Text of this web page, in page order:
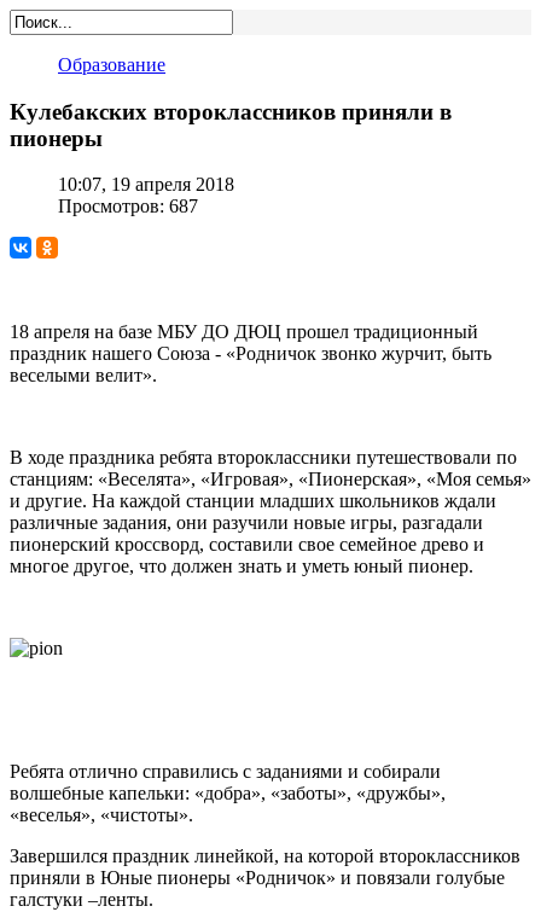
Образование
Кулебакских второклассников приняли в
пионеры
10:07, 19 апреля 2018
Просмотров: 687
18 апреля на базе МБУ ДО ДЮЦ прошел традиционный
праздник нашего Союза - «Родничок звонко журчит, быть
веселыми велит».
В ходе праздника ребята второклассники путешествовали по
станциям: «Веселята», «Игровая», «Пионерская», «Моя семья»
и другие. На каждой станции младших школьников ждали
различные задания, они разучили новые игры, разгадали
пионерский кроссворд, составили свое семейное древо и
многое другое, что должен знать и уметь юный пионер.
Ребята отлично справились с заданиями и собирали
волшебные капельки: «добра», «заботы», «дружбы»,
«веселья», «чистоты».
Завершился праздник линейкой, на которой второклассников
приняли в Юные пионеры «Родничок» и повязали голубые
галстуки –ленты.